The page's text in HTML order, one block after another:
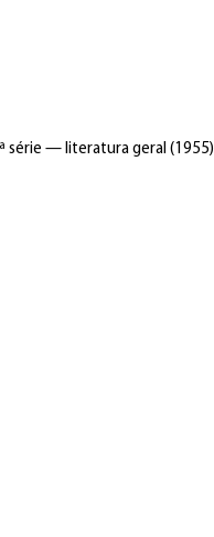
série — literatura geral (1955)